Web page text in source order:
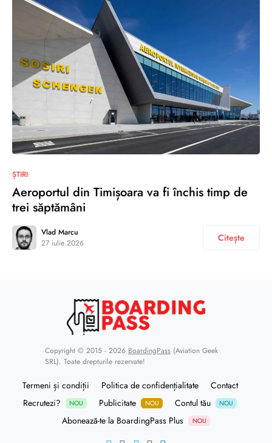
ȘTIRI
Aeroportul din Timișoara va fi închis timp de
trei săptămâni
Vlad Marcu
27 iulie 2026
Citește
Copyright © 2015 - 2026 BoardingPass (Aviation Geek
SRL). Toate drepturile rezervate!
Termeni și condiții Politica de confidențialitate
Contact
Recrutezi?
NOU Publicitate NOU Contul tău NOU
Abonează-te la BoardingPass Plus NOU